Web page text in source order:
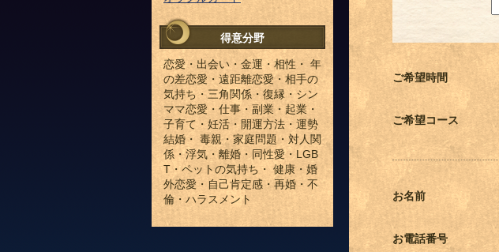
得意分野
恋愛・出会い・金運・相性・ 年
の差恋愛・遠距離恋愛・相手の
気持ち・三角関係・復縁・シン
ママ恋愛・仕事・副業・起業・
子育て・妊活・開運方法・運勢
結婚・ 毒親・家庭問題・対人関
係・浮気・離婚・同性愛・LGB
T・ペットの気持ち・ 健康・婚
外恋愛・自己肯定感・再婚・不
倫・ハラスメント
ご希望時間
ご希望コース
お名前
お電話番号